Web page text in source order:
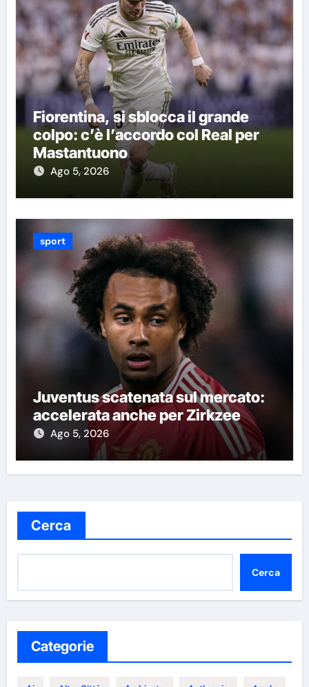
Fiorentina, si sblocca il grande
colpo: c’è l’accordo col Real per
Mastantuono
Ago 5, 2026
sport
Juventus scatenata sul mercato:
accelerata anche per Zirkzee
Ago 5, 2026
Cerca
Cerca
Categorie